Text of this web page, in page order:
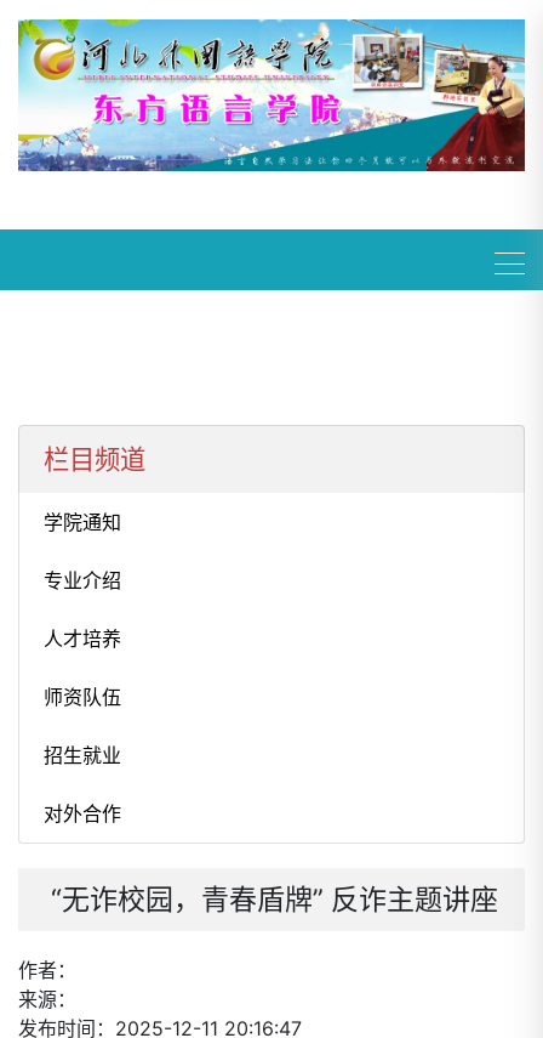
栏目频道
学院通知
专业介绍
人才培养
师资队伍
招生就业
对外合作
“无诈校园，青春盾牌” 反诈主题讲座
作者：
来源：
发布时间：2025-12-11 20:16:47